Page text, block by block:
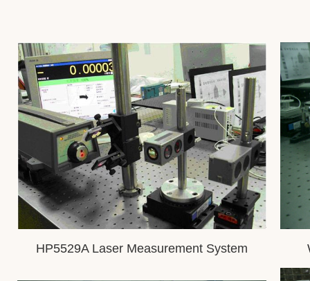
HP5529A Laser Measurement System